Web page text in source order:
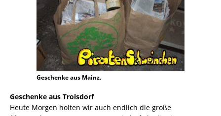
Geschenke aus Mainz.
Geschenke aus Troisdorf
Heute Morgen holten wir auch endlich die große